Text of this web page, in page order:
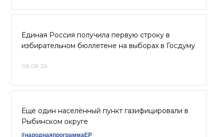
Единая Россия получила первую строку в
избирательном бюллетене на выборах в Госдуму
06.08.26
Ещё один населённый пункт газифицировали в
Рыбинском округе
#народнаяпрограммаЕР